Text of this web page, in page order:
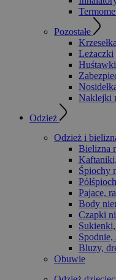
Pozostałe
Leżaczki
Huśtawki
Naklejki
Odzież
Odzież i
Bielizna
Śpiochy
Pajace,
Body
Czapki
Bluzy,
Obuwie